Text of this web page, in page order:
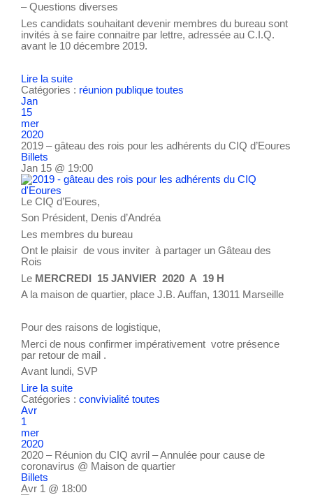
– Questions diverses
Les candidats souhaitant devenir membres du bureau sont
invités à se faire connaitre par lettre, adressée au C.I.Q.
avant le 10 décembre 2019.
Lire la suite
Catégories : réunion publique toutes
Jan
15
mer
2020
2019 – gâteau des rois pour les adhérents du CIQ d’Eoures
Billets
Jan 15 @ 19:00
Le CIQ d’Eoures,
Son Président, Denis d’Andréa
Les membres du bureau
Ont le plaisir de vous inviter à partager un Gâteau des
Rois
Le MERCREDI 15 JANVIER 2020 A 19 H
A la maison de quartier, place J.B. Auffan, 13011 Marseille
Pour des raisons de logistique,
Merci de nous confirmer impérativement votre présence
par retour de mail .
Avant lundi, SVP
Lire la suite
Catégories : convivialité toutes
Avr
1
mer
2020
2020 – Réunion du CIQ avril – Annulée pour cause de
coronavirus @ Maison de quartier
Billets
Avr 1 @ 18:00